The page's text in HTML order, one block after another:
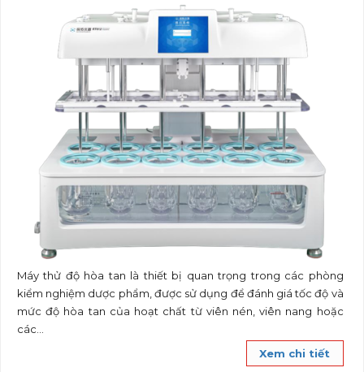
Máy thử độ hòa tan là thiết bị quan trọng trong các phòng
kiểm nghiệm dược phẩm, được sử dụng để đánh giá tốc độ và
mức độ hòa tan của hoạt chất từ viên nén, viên nang hoặc
các...
Xem chi tiết